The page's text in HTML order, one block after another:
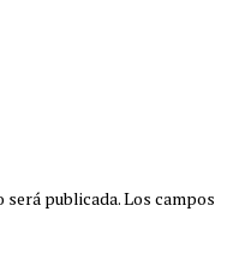
publicada.Los campos